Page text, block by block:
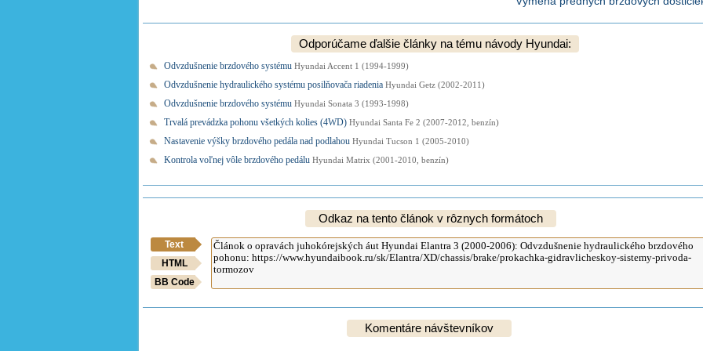
Odporúčame ďalšie články na tému návody Hyundai:
Odvzdušnenie brzdového systému Hyundai Accent 1 (1994-1999)
Odvzdušnenie hydraulického systému posilňovača riadenia Hyundai Getz (2002-2011)
Odvzdušnenie brzdového systému Hyundai Sonata 3 (1993-1998)
Trvalá prevádzka pohonu všetkých kolies (4WD) Hyundai Santa Fe 2 (2007-2012, benzín)
Nastavenie výšky brzdového pedála nad podlahou Hyundai Tucson 1 (2005-2010)
Kontrola voľnej vôle brzdového pedálu Hyundai Matrix (2001-2010, benzín)
Odkaz na tento článok v rôznych formátoch
Text
HTML
BB Code
Komentáre návštevníkov